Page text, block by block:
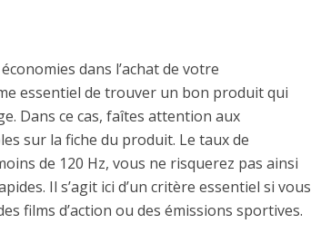
dans l’achat de votre
essentiel de trouver un bon produit qui
Dans ce cas, faîtes attention aux
sur la fiche du produit. Le taux de
de 120 Hz, vous ne risquerez pas ainsi
Il s’agit ici d’un critère essentiel si vous
films d’action ou des émissions sportives.